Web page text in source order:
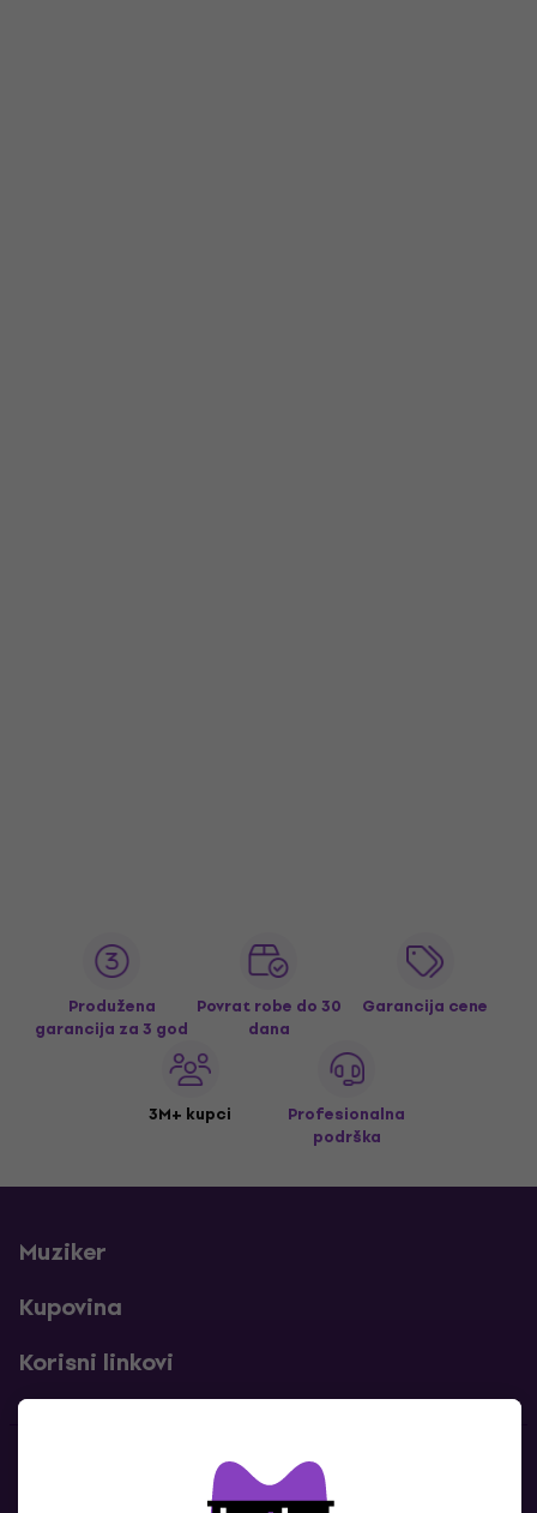
Produžena
garancija za 3 god
Povrat robe do 30
dana
Garancija cene
3M+ kupci
Profesionalna
podrška
Muziker
Kupovina
Korisni linkovi
Kontakti